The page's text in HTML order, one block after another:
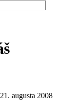
21. augusta 2008